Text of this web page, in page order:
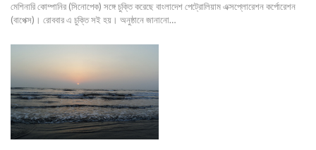
মেশিনারি কোম্পানির (সিনোপেক) সঙ্গে চুক্তি করেছে বাংলাদেশ পেট্রোলিয়াম এক্সপ্লোরেশন কর্পোরেশন
(বাপেক্স)। রোববার এ চুক্তি সই হয়। অনুষ্ঠানে জানানো…